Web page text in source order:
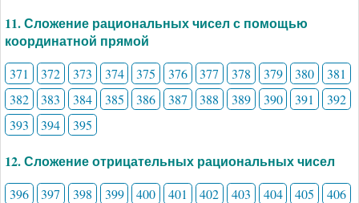
11. Сложение рациональных чисел с помощью
координатной прямой
371 372 373 374 375 376 377 378 379 380
381
382
383 384 385 386 387 388 389 390 391
392
393
394 395
12. Сложение отрицательных рациональных чисел
396 397 398 399 400 401 402 403 404 405
406